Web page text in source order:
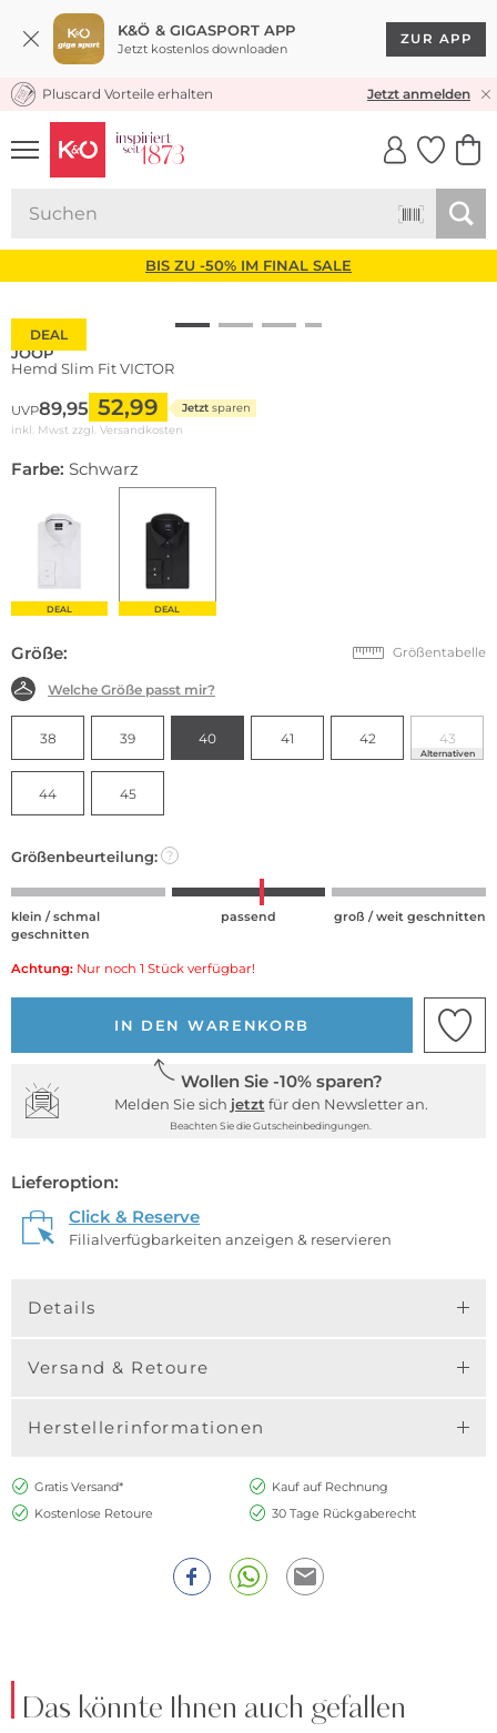
K&Ö & GIGASPORT APP
Jetzt kostenlos downloaden
ZUR APP
KOSTENLOSER VERSAND* & RÜCKVERSAND
Pluscard Vorteile erhalten Jetzt anmelden
UNSERE APP
CLICK &
BIS ZU -50% IM FINAL SALE
DEAL
JOOP
Hemd Slim Fit VICTOR
UVP89,95 52,99 Jetzt sparen
inkl. Mwst zzgl. Versandkosten
Farbe: Schwarz
DEAL DEAL
Größe: Größentabelle
Welche Größe passt mir?
38 39 40 41 42 43
Alternativen
44 45
Größenbeurteilung: ?
klein / schmal
geschnitten
passend groß / weit geschnitten
Achtung: Nur noch 1 Stück verfügbar!
IN DEN WARENKORB
Wollen Sie -10% sparen?
Melden Sie sich jetzt für den Newsletter an.
Beachten Sie die Gutscheinbedingungen.
Lieferoption:
Click & Reserve
Filialverfügbarkeiten anzeigen & reservieren
Details
Versand & Retoure
Herstellerinformationen
Gratis Versand*
Kauf auf Rechnung
Kostenlose Retoure
30 Tage Rückgaberecht
Das könnte Ihnen auch gefallen